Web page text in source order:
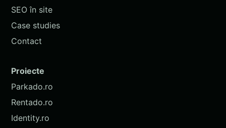
SEO în site
Case studies
Contact
Proiecte
Parkado.ro
Rentado.ro
Identity.ro